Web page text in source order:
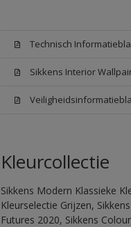
Technisch
Sikkens Interior
Kleurcollectie
Sikkens Modern Klassieke
Kleurselectie Grijzen,
Futures 2020, Sikkens